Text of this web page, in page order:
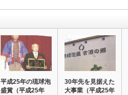
平成25年の琉球泡
盛賞（平成25年
30年先を見据えた
大事業（平成25年